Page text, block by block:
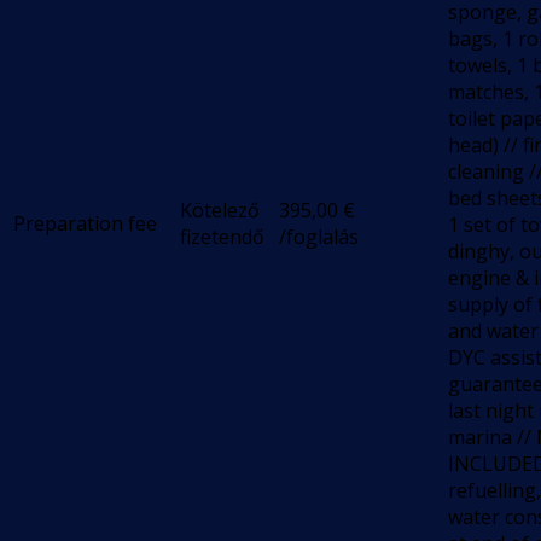
Preparation fee
Kötelező
fizetendő
395,00 €
/foglalás
sponge,
bags, 1
towels, 1
matches,
toilet
head) //
cleaning
bed
1 set of
dinghy,
engine &
supply of
and
DYC
last night
marina //
water